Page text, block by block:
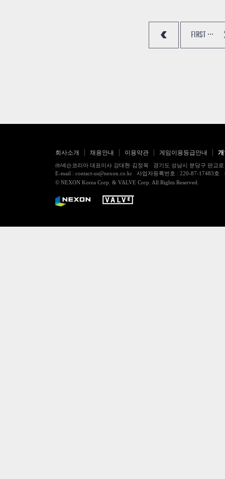
FIRST ···
회사소개 채용안내 이용약관 게임이용등급안내
㈜넥슨코리아 대표이사 강대현·김정욱 경기도 성남시 분당구 판교
E-mail : contact-us@nexon.co.kr 사업자등록번호 : 220-87-17483
© NEXON Korea Corp. & VALVE Corp. All Rights Reserved.